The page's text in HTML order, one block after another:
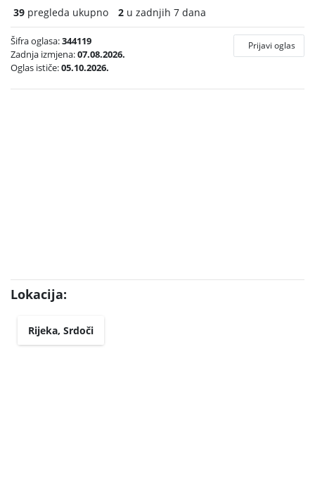
39 pregleda ukupno 2 u zadnjih 7 dana
Šifra oglasa:344119
Zadnja izmjena:07.08.2026.
Oglas ističe:05.10.2026.
Prijavi oglas
Lokacija:
Rijeka, Srdoči